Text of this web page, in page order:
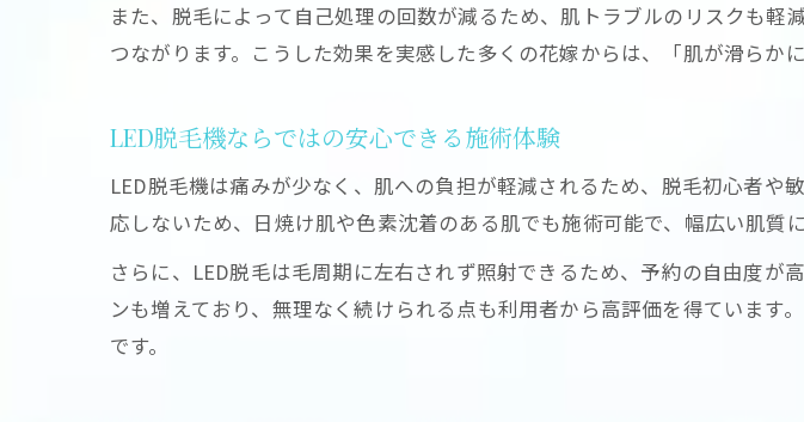
敏感肌でも安心な
また、脱毛によって自己処理の回数が減るため、肌トラブルのリスクも
つながります。こうした効果を実感した多くの花嫁からは、「肌が滑らか
LED脱毛機ならではの安心できる施術体験
LED脱毛機は痛みが少なく、肌への負担が軽減されるため、脱毛初心者
応しないため、日焼け肌や色素沈着のある肌でも施術可能で、幅広い肌質
さらに、LED脱毛は毛周期に左右されず照射できるため、予約の自由度
ンも増えており、無理なく続けられる点も利用者から高評価を得ていま
です。